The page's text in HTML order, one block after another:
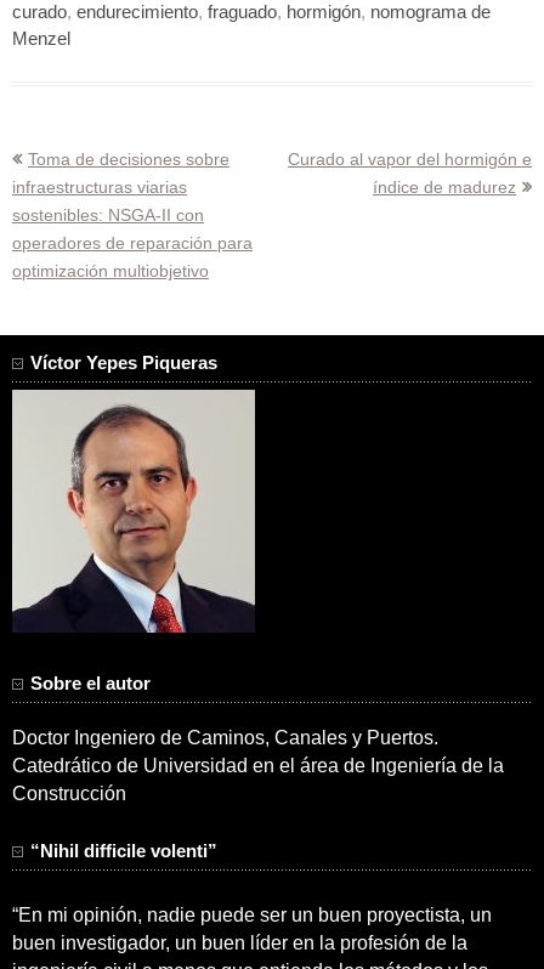
curado, endurecimiento, fraguado, hormigón, nomograma de
Menzel
Navegación
de
entradas
Toma de decisiones sobre
infraestructuras viarias
sostenibles: NSGA-II con
operadores de reparación para
optimización multiobjetivo
Curado al vapor del hormigón e
índice de madurez
Víctor Yepes Piqueras
Sobre el autor
Doctor Ingeniero de Caminos, Canales y Puertos.
Catedrático de Universidad en el área de Ingeniería de la
Construcción
“Nihil difficile volenti”
“En mi opinión, nadie puede ser un buen proyectista, un
buen investigador, un buen líder en la profesión de la